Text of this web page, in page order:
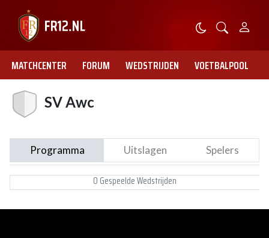
MATCHCENTER FORUM WEDSTRIJDEN VOETBALPOOL
SV Awc
Programma Uitslagen Spelers
0 Gespeelde Wedstrijden